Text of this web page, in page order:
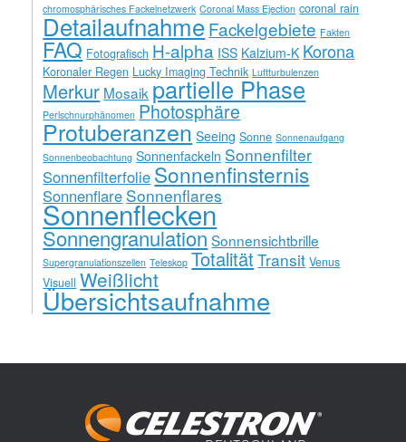
chromosphärisches Fackelnetzwerk Coronal Mass Ejection coronal rain
DetailaufnahmeFackelgebiete Fakten
FAQ Fotografisch H-alpha ISS Kalzium-K Korona
Koronaler Regen Lucky Imaging Technik Luftturbulenzen
Merkur Mosaik partielle Phase
Perlschnurphänomen Photosphäre
Protuberanzen Seeing Sonne Sonnenaufgang
Sonnenbeobachtung Sonnenfackeln Sonnenfilter
Sonnenfilterfolie Sonnenfinsternis
Sonnenflare Sonnenflares
Sonnenflecken
SonnengranulationSonnensichtbrille
Supergranulationszellen Teleskop TotalitätTransit Venus
Visuell Weißlicht
Übersichtsaufnahme